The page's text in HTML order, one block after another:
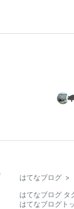
はてなブログ >
はてなブログ タ
はてなブログト